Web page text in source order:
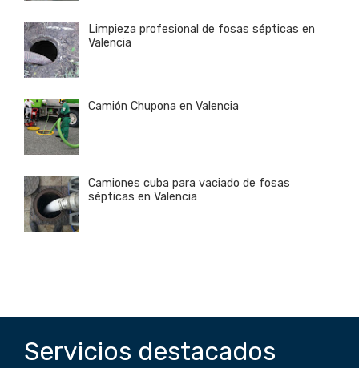
Limpieza profesional de fosas sépticas en
Valencia
Camión Chupona en Valencia
Camiones cuba para vaciado de fosas
sépticas en Valencia
Servicios destacados